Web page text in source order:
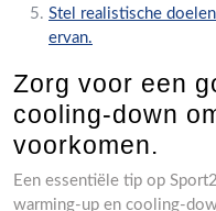
Stel realistische
ervan.
Zorg voor een
cooling-down
voorkomen.
Een essentiële tip op
warming-up en cooling-